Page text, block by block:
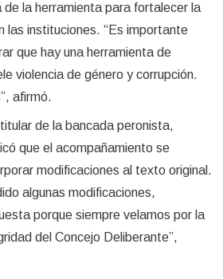
la herramienta para fortalecer la
las instituciones. “Es importante
que hay una herramienta de
violencia de género y corrupción.
afirmó.
de la bancada peronista,
que el acompañamiento se
modificaciones al texto original.
algunas modificaciones,
porque siempre velamos por la
del Concejo Deliberante”,